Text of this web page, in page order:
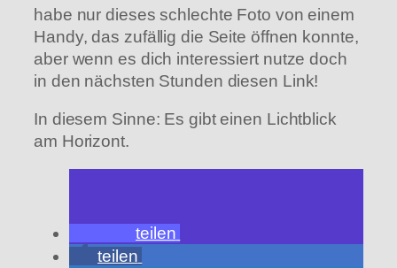
habe nur dieses schlechte Foto von einem
Handy, das zufällig die Seite öffnen konnte,
aber wenn es dich interessiert nutze doch
in den nächsten Stunden diesen Link!
In diesem Sinne: Es gibt einen Lichtblick
am Horizont.
teilen
teilen